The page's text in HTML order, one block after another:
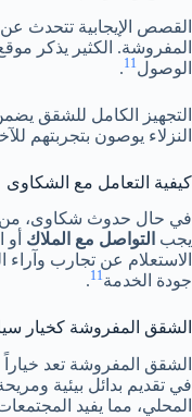
القصص الإيجابية تتحدث
المفروشة. الكثير يذكر
الوصول 11
.
التجهيز الكامل للشقق
النزلاء يوصون بتجربتهم
كيفية التعامل مع الشكاوى
في حال حدوث شكاوى، من
يجب التواصل مع الملاك
الاستعلام عن تجارب
جودة الخدمة11
.
الشقق المفروشة كخيار
الشقق المفروشة تعد خياراً
في تقديم بدائل بيئية
المحلي، مما يفيد